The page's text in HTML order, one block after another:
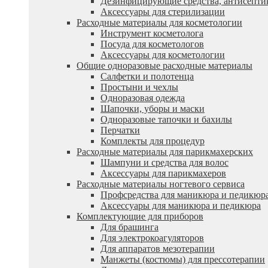
Аксессуары для стерилизации
Расходные материалы для косметологии
Инструмент косметолога
Посуда для косметологов
Аксессуары для косметологии
Общие одноразовые расходные материалы
Салфетки и полотенца
Простыни и чехлы
Одноразовая одежда
Шапочки, уборы и маски
Одноразовые тапочки и бахилы
Перчатки
Комплекты для процедур
Расходные материалы для парикмахерских
Шампуни и средства для волос
Аксессуары для парикмахеров
Расходные материалы ногтевого сервиса
Профсредства для маникюра и
Аксессуары для маникюра и педикюра
Комплектующие для приборов
Для брашинга
Для электрокоагуляторов
Для аппаратов мезотерапии
Манжеты (костюмы) для прессотерапии